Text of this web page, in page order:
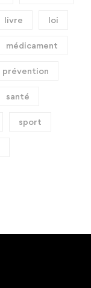
livre loi
médicament
prévention
santé
sport